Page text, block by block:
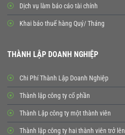
Dịch vụ làm báo cáo tài chính
Khai báo thuế hàng Quý/ Tháng
THÀNH LẬP DOANH NGHIỆP
Chi Phí Thành Lập Doanh Nghiệp
Thành lập công ty cổ phần
Thành Lập công ty một thành viên
Thành lập công ty hai thành viên trở lên